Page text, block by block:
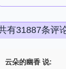
有31887条评
云朵的幽香 说: